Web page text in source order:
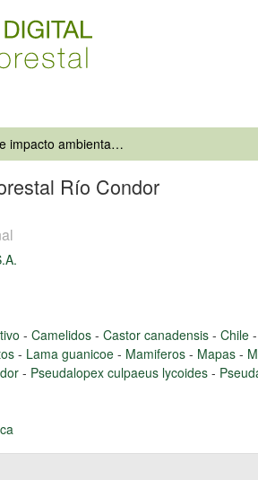
Estudio de impacto ambiental Proyecto Forestal Río Condor
Río Condor
- Camelidos - Castor canadensis - Chile -
- Lama guanicoe - Mamiferos - Mapas -
- Pseudalopex culpaeus lycoides -